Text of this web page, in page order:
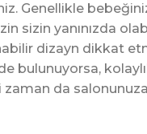
Genellikle
sizin yanınızda
dizayn dikkat
bulunuyorsa,
da